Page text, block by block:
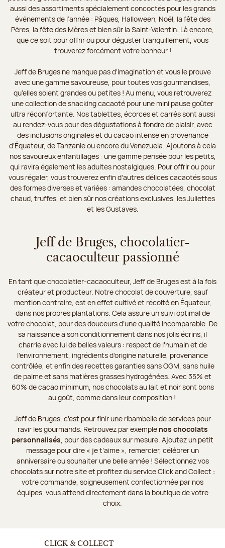
aussi des assortiments spécialement concoctés pour les grands
événements de l’année : Pâques, Halloween, Noël, la fête des
Pères, la fête des Mères et bien sûr la Saint-Valentin. Là encore,
que ce soit pour offrir ou pour déguster tranquillement, vous
trouverez forcément votre bonheur !
Jeff de Bruges ne manque pas d’imagination et vous le prouve
avec une gamme savoureuse, pour toutes vos gourmandises,
qu’elles soient grandes ou petites ! Au menu, vous retrouverez
une collection de snacking cacaoté pour une mini pause goûter
ultra réconfortante. Nos tablettes, écorces et carrés sont aussi
au rendez-vous pour des dégustations à fondre de plaisir, avec
des inclusions originales et du cacao intense en provenance
d’Équateur, de Tanzanie ou encore du Venezuela. Ajoutons à cela
nos savoureux enfantillages : une gamme pensée pour les petits,
qui ravira également les adultes nostalgiques. Pour offrir ou pour
vous régaler, vous trouverez enfin d’autres délices cacaotés sous
des formes diverses et variées : amandes chocolatées, chocolat
chaud, truffes, et bien sûr nos créations exclusives, les Juliettes
et les Gustaves.
Jeff de Bruges, chocolatier-
cacaoculteur passionné
En tant que chocolatier-cacaoculteur, Jeff de Bruges est à la fois
créateur et producteur. Notre chocolat de couverture, sauf
mention contraire, est en effet cultivé et récolté en Équateur,
dans nos propres plantations. Cela assure un suivi optimal de
votre chocolat, pour des douceurs d’une qualité incomparable. De
sa naissance à son conditionnement dans nos jolis écrins, il
charrie avec lui de belles valeurs : respect de l’humain et de
l’environnement, ingrédients d’origine naturelle, provenance
contrôlée, et enfin des recettes garanties sans OGM, sans huile
de palme et sans matières grasses hydrogénées. Avec 35% et
60% de cacao minimum, nos chocolats au lait et noir sont bons
au goût, comme dans leur composition !
Jeff de Bruges, c’est pour finir une ribambelle de services pour
ravir les gourmands. Retrouvez par exemple nos chocolats
personnalisés , pour des cadeaux sur mesure. Ajoutez un petit
message pour dire « je t’aime », remercier, célébrer un
anniversaire ou souhaiter une belle année ! Sélectionnez vos
chocolats sur notre site et profitez du service Click and Collect :
votre commande, soigneusement confectionnée par nos
équipes, vous attend directement dans la boutique de votre
choix.
CLICK & COLLECT